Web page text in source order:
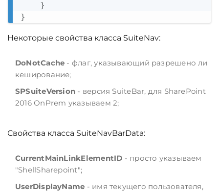
}
}
Некоторые свойства класса SuiteNav:
DoNotCache - флаг, указывающий разрешено ли
кеширование;
SPSuiteVersion - версия SuiteBar, для SharePoint
2016 OnPrem указываем 2;
Свойства класса SuiteNavBarData:
CurrentMainLinkElementID - просто указываем
"ShellSharepoint";
UserDisplayName - имя текущего пользователя,